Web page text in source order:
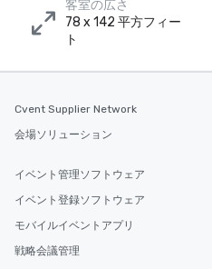
客室の広さ
78 x 142 平方フィー
ト
Cvent Supplier Network
会場ソリューション
イベント管理ソフトウェア
イベント登録ソフトウェア
モバイルイベントアプリ
戦略会議管理